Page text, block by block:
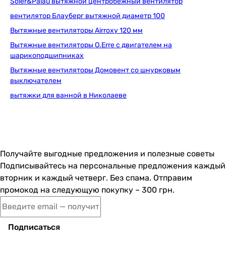
Испания
Германия
Электропитание
230 В
230 В
230 В
230 В
Номинальный ток
0.03 А
0.13 А
0.09 А
-
0.13 А
вентилятор Блауберг вытяжной диаметр 100
Вытяжные вентиляторы Airroxy 120 мм
Вытяжные вентиляторы O.Erre с двигателем на
шарикоподшипниках
Вытяжные вентиляторы Домовент со шнурковым
выключателем
вытяжки для ванной в Николаеве
Получайте выгодные предложения и полезные советы
Подписывайтесь на персональные предложения каждый
вторник и каждый четверг. Без спама. Отправим
промокод на следующую покупку – 300 грн.
Подписаться